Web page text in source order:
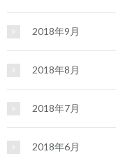
2018年9月
2018年8月
2018年7月
2018年6月